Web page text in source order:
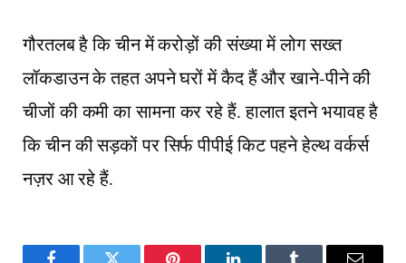
गौरतलब है कि चीन में करोड़ों की संख्या में लोग सख्त
लॉकडाउन के तहत अपने घरों में कैद हैं और खाने-पीने की
चीजों की कमी का सामना कर रहे हैं. हालात इतने भयावह है
कि चीन की सड़कों पर सिर्फ पीपीई किट पहने हेल्थ वर्कर्स
नज़र आ रहे हैं.